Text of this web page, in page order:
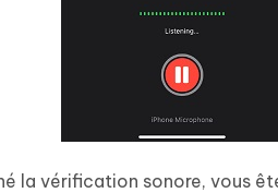
la vérification sonore, vous